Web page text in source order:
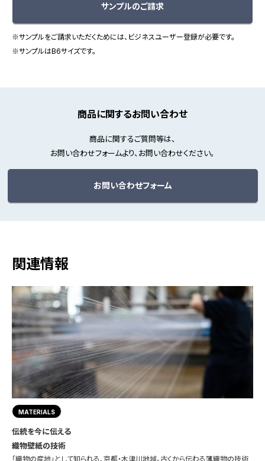
サンプルのご請求
※サンプルをご請求いただくためには、ビジネスユーザー登録が必要です。
※サンプルはB6サイズです。
商品に関するお問い合わせ
商品に関するご質問等は、
お問い合わせフォームより、お問い合わせください。
お問い合わせフォーム
関連情報
MATERIALS
伝統を今に伝える
織物壁紙の技術
「織物の産地」として知られる、京都・木津川地域。古くから伝わる薄織物の技術